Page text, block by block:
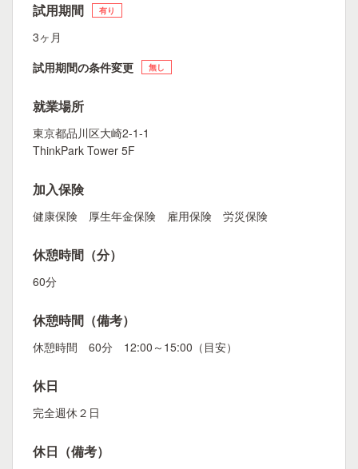
試用期間 有り
3ヶ月
試用期間の条件変更
無し
就業場所
東京都品川区大崎2-1-1
ThinkPark Tower 5F
加入保険
健康保険 厚生年金保険 雇用保険 労災保険
休憩時間（分）
60分
休憩時間（備考）
休憩時間 60分 12:00～15:00（目安）
休日
完全週休２日
休日（備考）